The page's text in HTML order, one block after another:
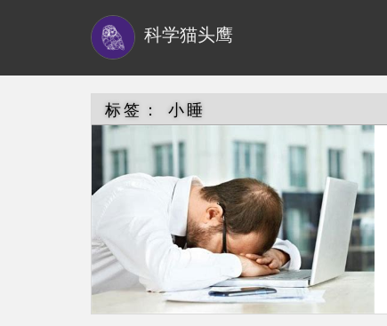
科学猫头鹰
标签： 小睡